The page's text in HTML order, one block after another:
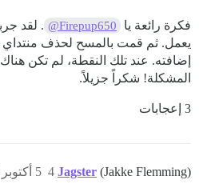
فكرة رائعة يا @Firepup650 . لقد
إضافته. عند تلك النقطة، لم تكن
المشكلة! شكراً جزيلاً.
3 إعجابات
Jagster (Jakke Flemming) 5 أكتوبر 2023، 11:24ص 4